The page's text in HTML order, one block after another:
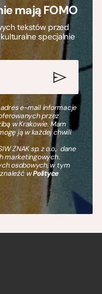
mają FOMO
tekstów przed
specjalnie
e-mail informacje
przez
w Krakowie. Mam
ją w każdej chwili
ZNAK sp. z o.o., dane
marketingowych.
osobowych, w tym
wPolityce